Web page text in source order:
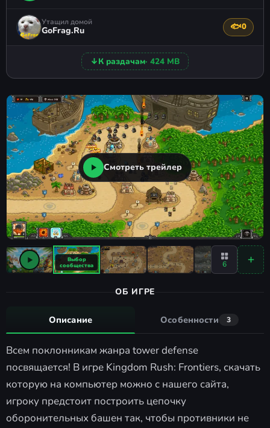
Утащил домой
GoFrag.Ru 🐟0
↓К раздачам· 424 MB
Смотреть трейлер
6
ОБ ИГРЕ
Описание Особенности 3
Всем поклонникам жанра tower defense
посвящается! В игре Kingdom Rush: Frontiers, скачать
которую на компьютер можно с нашего сайта,
игроку предстоит построить цепочку
оборонительных башен так, чтобы противники не